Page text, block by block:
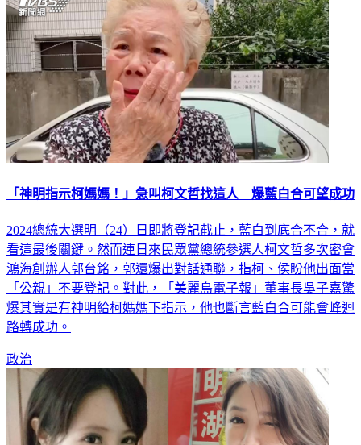
「神明指示柯媽媽！」急叫柯文哲找這人 爆藍白合可望成功
2024總統大選明（24）日即將登記截止，藍白到底合不合，就
看這最後關鍵。然而連日來民眾黨總統參選人柯文哲多次密會
鴻海創辦人郭台銘，郭還爆出對話通聯，指柯、侯盼他出面當
「公親」不要登記。對此，「美麗島電子報」董事長吳子嘉驚
爆其實是有神明給柯媽媽下指示，他也斷言藍白合可能會峰迴
路轉成功。
政治